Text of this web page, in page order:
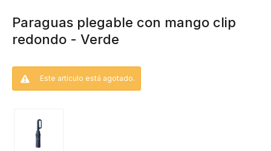
Paraguas plegable con mango clip
redondo - Verde
Este artículo está agotado.